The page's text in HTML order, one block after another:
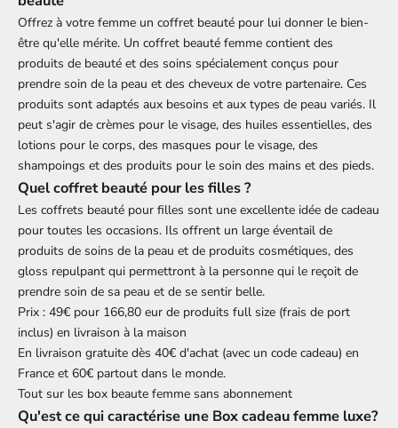
Offrez à votre femme un coffret beauté pour lui donner le bien-
être qu'elle mérite. Un coffret beauté femme contient des
produits de beauté et des soins spécialement conçus pour
prendre soin de la peau et des cheveux de votre partenaire. Ces
produits sont adaptés aux besoins et aux types de peau variés. Il
peut s'agir de crèmes pour le visage, des huiles essentielles, des
lotions pour le corps, des masques pour le visage, des
shampoings et des produits pour le soin des mains et des pieds.
Quel coffret beauté pour les filles ?
Les coffrets beauté pour filles sont une excellente idée de cadeau
pour toutes les occasions. Ils offrent un large éventail de
produits de soins de la peau et de produits cosmétiques, des
gloss repulpant qui permettront à la personne qui le reçoit de
prendre soin de sa peau et de se sentir belle.
Prix : 49€ pour 166,80 eur de produits full size (frais de port
inclus) en livraison à la maison
En livraison gratuite dès 40€ d'achat (avec un code cadeau) en
France et 60€ partout dans le monde.
Tout sur les box beaute femme sans abonnement
Qu'est ce qui caractérise une Box cadeau femme luxe?